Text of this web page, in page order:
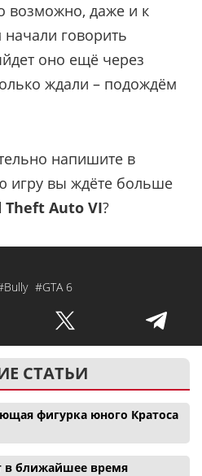
возможно, даже и к
говорить
оно ещё через
ждали – подождём
напишите в
игру вы ждёте больше
Theft Auto VI?
#GTA 6
СТАТЬИ
фигурка юного Кратоса
в ближайшее время